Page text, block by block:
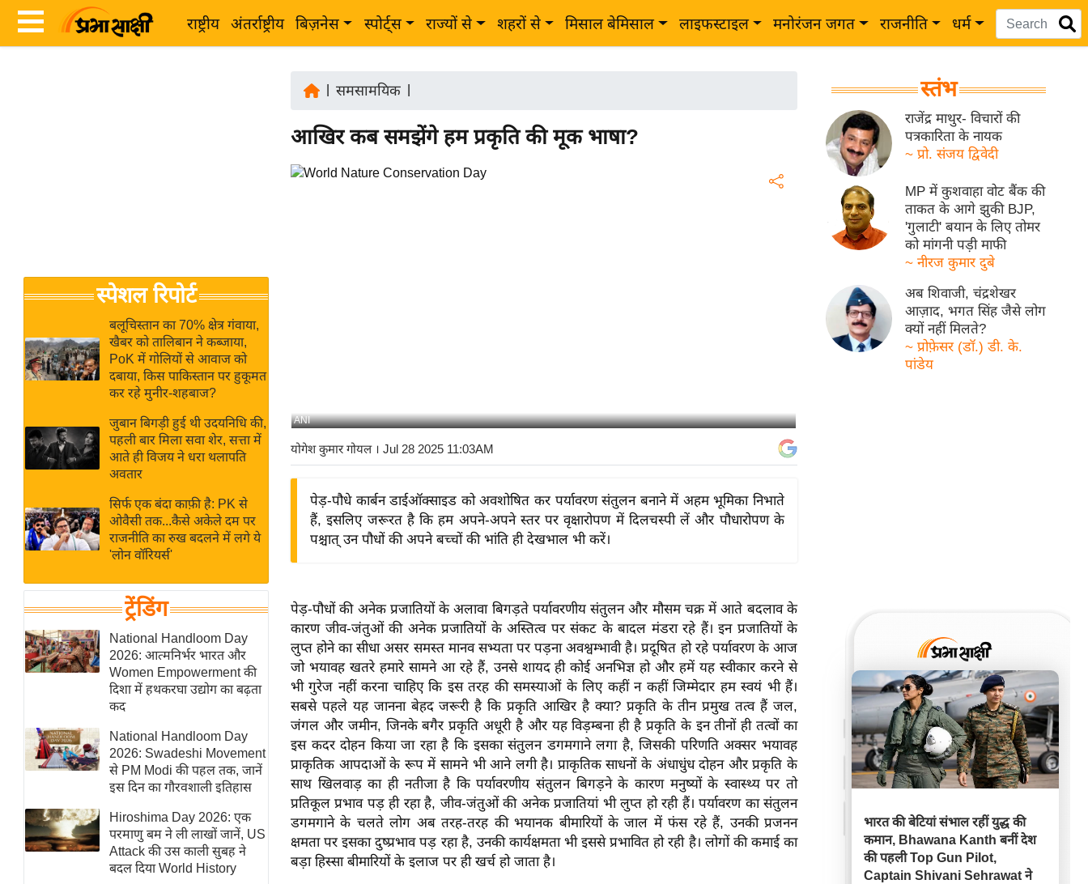
राष्ट्रीय अंतर्राष्ट्रीय बिज़नेस स्पोर्ट्स राज्यों से शहरों से मिसाल बेमिसाल लाइफस्टाइल मनोरंजन जगत राजनीति धर्म
Breaking
News in
Hindi
Hindi
Videos
जगत
राय
बजट
IPL
2026
ई-पेपर
मिसाल बेमिसाल
शख्सियत
यंग इंडिया
साहित्य जगत
ऑटो वर्ल्ड
न्यूज ब्रीफ
मनोरंजन जगत
बॉलीवुड
हॉलीवुड
फिल्म समीक्षा
Breaking
News
लाइफस्टाइल
टेक्नॉलॉजी
स्पेशल रिपोर्ट
बलूचिस्तान का 70% क्षेत्र गंवाया,
खैबर को तालिबान ने कब्जाया,
PoK में गोलियों से आवाज को
दबाया, किस पाकिस्तान पर हुकूमत
कर रहे मुनीर-शहबाज?
जुबान बिगड़ी हुई थी उदयनिधि की,
पहली बार मिला सवा शेर, सत्ता में
आते ही विजय ने धरा थलापति
अवतार
सिर्फ एक बंदा काफ़ी है: PK से
ओवैसी तक...कैसे अकेले दम पर
राजनीति का रुख बदलने में लगे ये
'लोन वॉरियर्स'
ट्रेंडिंग
National Handloom Day
2026: आत्मनिर्भर भारत और
Women Empowerment की
दिशा में हथकरघा उद्योग का बढ़ता
कद
National Handloom Day
2026: Swadeshi Movement
से PM Modi की पहल तक, जानें
इस दिन का गौरवशाली इतिहास
Hiroshima Day 2026: एक
परमाणु बम ने ली लाखों जानें, US
Attack की उस काली सुबह ने
बदल दिया World History
समसामयिक
आखिर कब समझेंगे हम प्रकृति की मूक भाषा?
ANI
योगेश कुमार गोयल। Jul 28 2025 11:03AM
पेड़-पौधे कार्बन डाईऑक्साइड को अवशोषित कर पर्यावरण संतुलन बनाने में अहम भूमिका निभाते
हैं, इसलिए जरूरत है कि हम अपने-अपने स्तर पर वृक्षारोपण में दिलचस्पी लें और पौधारोपण के
पश्चात् उन पौधों की अपने बच्चों की भांति ही देखभाल भी करें।
पेड़-पौधों की अनेक प्रजातियों के अलावा बिगड़ते पर्यावरणीय संतुलन और मौसम चक्र में आते बदलाव के
कारण जीव-जंतुओं की अनेक प्रजातियों के अस्तित्व पर संकट के बादल मंडरा रहे हैं। इन प्रजातियों के
लुप्त होने का सीधा असर समस्त मानव सभ्यता पर पड़ना अवश्वम्भावी है। प्रदूषित हो रहे पर्यावरण के आज
जो भयावह खतरे हमारे सामने आ रहे हैं, उनसे शायद ही कोई अनभिज्ञ हो और हमें यह स्वीकार करने से
भी गुरेज नहीं करना चाहिए कि इस तरह की समस्याओं के लिए कहीं न कहीं जिम्मेदार हम स्वयं भी हैं।
सबसे पहले यह जानना बेहद जरूरी है कि प्रकृति आखिर है क्या? प्रकृति के तीन प्रमुख तत्व हैं जल,
जंगल और जमीन, जिनके बगैर प्रकृति अधूरी है और यह विड़म्बना ही है प्रकृति के इन तीनों ही तत्वों का
इस कदर दोहन किया जा रहा है कि इसका संतुलन डगमगाने लगा है, जिसकी परिणति अक्सर भयावह
प्राकृतिक आपदाओं के रूप में सामने भी आने लगी है। प्राकृतिक साधनों के अंधाधुंध दोहन और प्रकृति के
साथ खिलवाड़ का ही नतीजा है कि पर्यावरणीय संतुलन बिगड़ने के कारण मनुष्यों के स्वास्थ्य पर तो
प्रतिकूल प्रभाव पड़ ही रहा है, जीव-जंतुओं की अनेक प्रजातियां भी लुप्त हो रही हैं। पर्यावरण का संतुलन
डगमगाने के चलते लोग अब तरह-तरह की भयानक बीमारियों के जाल में फंस रहे हैं, उनकी प्रजनन
क्षमता पर इसका दुष्प्रभाव पड़ रहा है, उनकी कार्यक्षमता भी इससे प्रभावित हो रही है। लोगों की कमाई का
बड़ा हिस्सा बीमारियों के इलाज पर ही खर्च हो जाता है।
स्तंभ
राजेंद्र माथुर- विचारों की
पत्रकारिता के नायक
~ प्रो. संजय द्विवेदी
MP में कुशवाहा वोट बैंक की
ताकत के आगे झुकी BJP,
'गुलाटी' बयान के लिए तोमर
को मांगनी पड़ी माफी
~ नीरज कुमार दुबे
अब शिवाजी, चंद्रशेखर
आज़ाद, भगत सिंह जैसे लोग
क्यों नहीं मिलते?
~ प्रोफ़ेसर (डॉ.) डी. के.
पांडेय
भारत की बेटियां संभाल रहीं युद्ध की
कमान, Bhawana Kanth बनीं देश
की पहली Top Gun Pilot,
Captain Shivani Sehrawat ने